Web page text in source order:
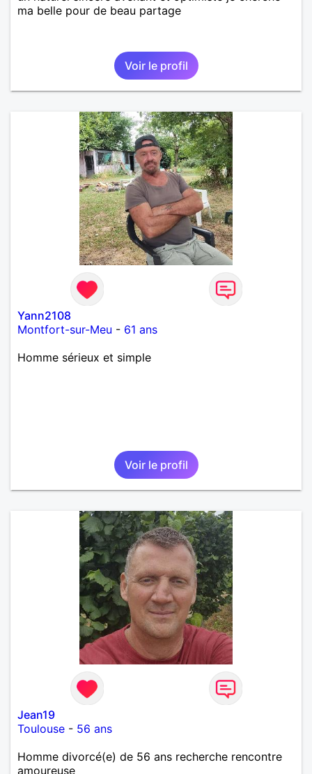
ma belle pour de beau partage
Voir le profil
Yann2108
Montfort-sur-Meu - 61 ans
Homme sérieux et simple
Voir le profil
Jean19
Toulouse - 56 ans
Homme divorcé(e) de 56 ans recherche rencontre
amoureuse